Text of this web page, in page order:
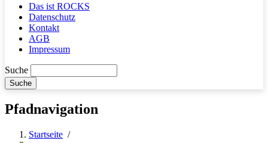
Das ist ROCKS
Datenschutz
Kontakt
AGB
Impressum
Suche
Pfadnavigation
Startseite /